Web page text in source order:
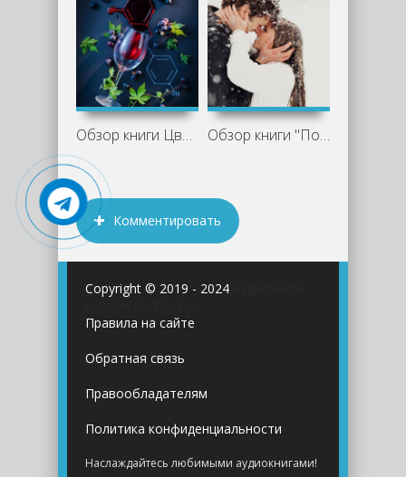
Обзор книги Цветы для Элджернона - Обзор книги "Поцелуй на снегу", Марина
Комментировать
Copyright © 2019 - 2024
Правила на сайте
Обратная связь
Правообладателям
Политика конфиденциальности
Наслаждайтесь любимыми аудиокнигами!